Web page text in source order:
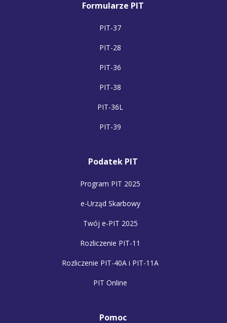
Formularze PIT
PIT-37
PIT-28
PIT-36
PIT-38
PIT-36L
PIT-39
Podatek PIT
Program PIT 2025
e-Urząd Skarbowy
Twój e-PIT 2025
Rozliczenie PIT-11
Rozliczenie PIT-40A i PIT-11A
PIT Online
Pomoc